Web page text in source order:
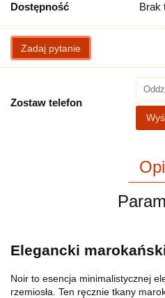
Dostępność Brak
Zadaj pytanie
Zostaw telefon
Elegancki
Noir to esencja minimalistycznej
rzemiosła. Ten ręcznie tkany